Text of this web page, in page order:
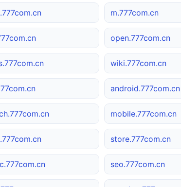
m.777com.cn
open.777com.cn
wiki.777com.cn
android.777com.cn
mobile.777com.cn
store.777com.cn
seo.777com.cn